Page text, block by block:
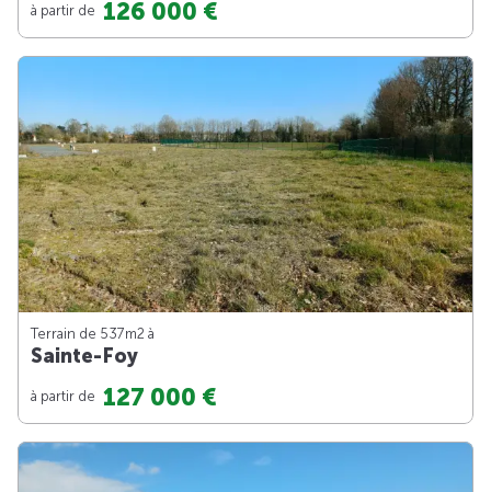
à partir de 126 000 €
Terrain de 537m2 à
Sainte-Foy
à partir de 127 000 €